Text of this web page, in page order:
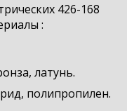
426-168
:
латунь.
полипропилен.